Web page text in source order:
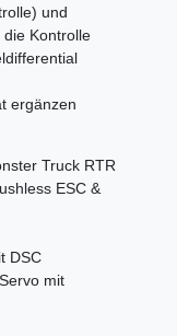
und
Kontrolle
ergänzen
Truck RTR
ESC &
DSC
mit